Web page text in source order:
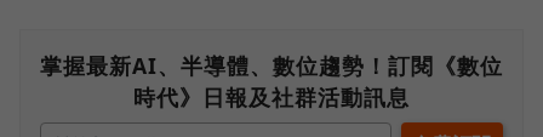
掌握最新AI、半導體、數位趨勢！訂閱《數位
時代》日報及社群活動訊息